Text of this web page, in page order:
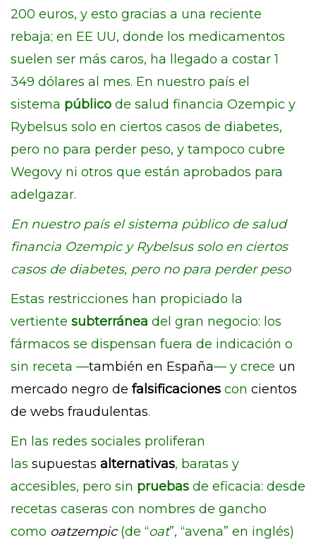
200 euros, y esto gracias a una reciente
rebaja; en EE UU, donde los medicamentos
suelen ser más caros, ha llegado a costar 1
349 dólares al mes. En nuestro país el
sistema público de salud financia Ozempic y
Rybelsus solo en ciertos casos de diabetes,
pero no para perder peso, y tampoco cubre
Wegovy ni otros que están aprobados para
adelgazar.
En nuestro país el sistema público de salud
financia Ozempic y Rybelsus solo en ciertos
casos de diabetes, pero no para perder peso
Estas restricciones han propiciado la
vertiente subterránea del gran negocio: los
fármacos se dispensan fuera de indicación o
sin receta —también en España— y crece un
mercado negro de falsificaciones con cientos
de webs fraudulentas.
En las redes sociales proliferan
las supuestas alternativas, baratas y
accesibles, pero sin pruebas de eficacia: desde
recetas caseras con nombres de gancho
como oatzempic(de “oat”, “avena” en inglés)